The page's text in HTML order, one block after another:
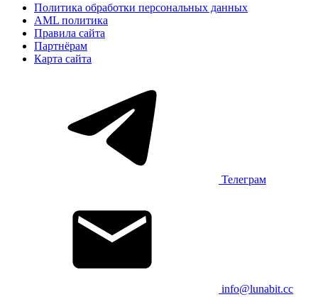
Политика обработки персональных данных
AML политика
Правила сайта
Партнёрам
Карта сайта
Телеграм
info@lunabit.cc